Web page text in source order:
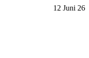
12 Juni 26